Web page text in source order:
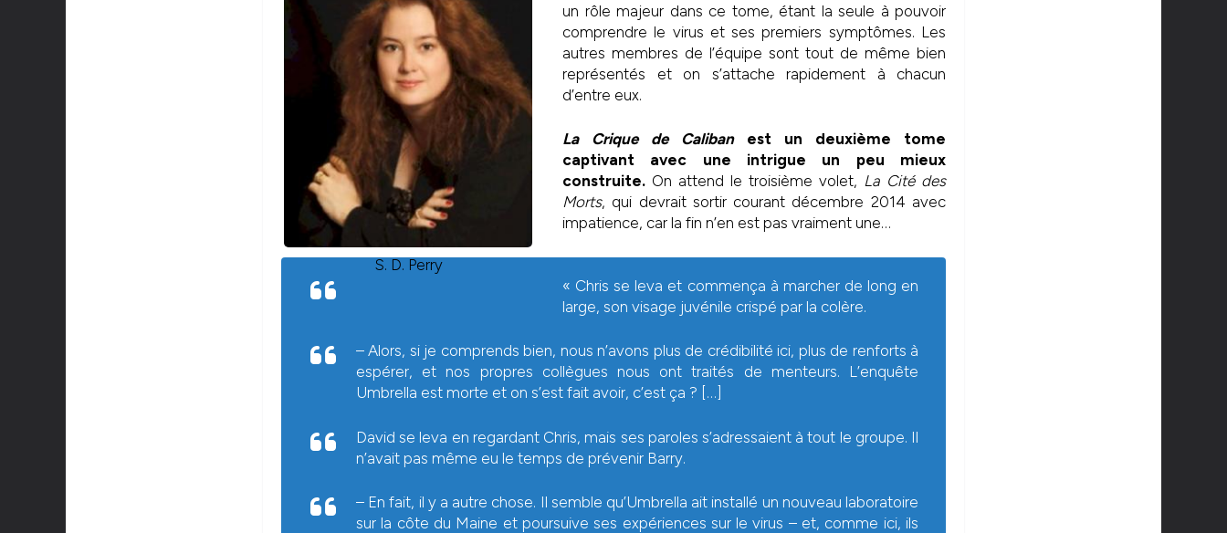
S. D. Perry
un rôle majeur dans ce tome, étant la seule à pouvoir
comprendre le virus et ses premiers symptômes. Les
autres membres de l’équipe sont tout de même bien
représentés et on s’attache rapidement à chacun
d’entre eux.
La Crique de Caliban est un deuxième tome
captivant avec une intrigue un peu mieux
construite. On attend le troisième volet, La Cité des
Morts, qui devrait sortir courant décembre 2014 avec
impatience, car la fin n’en est pas vraiment une…
« Chris se leva et commença à marcher de long en
large, son visage juvénile crispé par la colère.
– Alors, si je comprends bien, nous n’avons plus de crédibilité ici, plus de renforts à
espérer, et nos propres collègues nous ont traités de menteurs. L’enquête
Umbrella est morte et on s’est fait avoir, c’est ça ? […]
David se leva en regardant Chris, mais ses paroles s’adressaient à tout le groupe. Il
n’avait pas même eu le temps de prévenir Barry.
– En fait, il y a autre chose. Il semble qu’Umbrella ait installé un nouveau laboratoire
sur la côte du Maine et poursuive ses expériences sur le virus – et, comme ici, ils